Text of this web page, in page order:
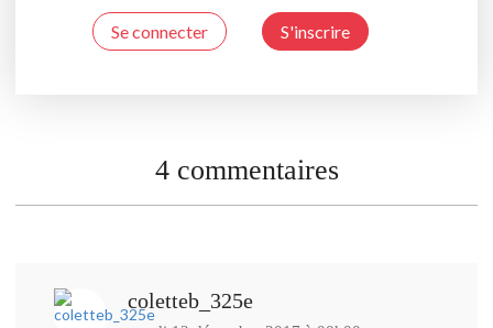
Se connecter S'inscrire
4 commentaires
coletteb_325e